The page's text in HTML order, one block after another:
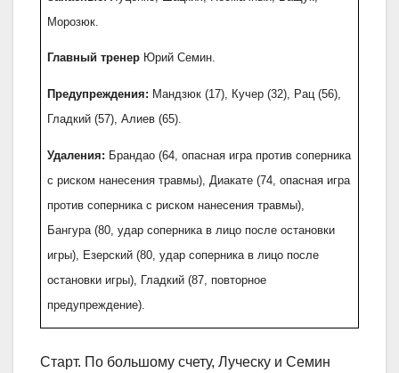
Морозюк.
Главный тренер Юрий Семин.
Предупреждения: Мандзюк (17), Кучер (32), Рац (56),
Гладкий (57), Алиев (65).
Удаления: Брандао (64, опасная игра против соперника
с риском нанесения травмы), Диакате (74, опасная игра
против соперника с риском нанесения травмы),
Бангура (80, удар соперника в лицо после остановки
игры), Езерский (80, удар соперника в лицо после
остановки игры), Гладкий (87, повторное
предупреждение).
Старт. По большому счету, Луческу и Семин